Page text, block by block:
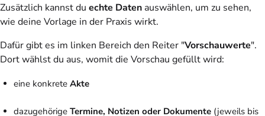
Zusätzlich kannst du echte Daten auswählen, um zu sehen,
wie deine Vorlage in der Praxis wirkt.
Dafür gibt es im linken Bereich den Reiter "Vorschauwerte".
Dort wählst du aus, womit die Vorschau gefüllt wird:
eine konkrete Akte
dazugehörige Termine, Notizen oder Dokumente(jeweils bis